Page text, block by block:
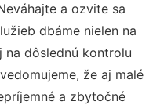
a ozvite sa
dbáme nielen na
dôslednú kontrolu
že aj malé
a zbytočné